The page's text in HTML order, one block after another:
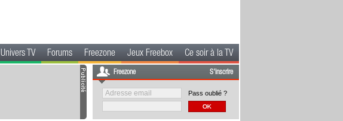
Univers TV Forums Freezone Jeux Freebox Ce soir à la TV
Freezone S'inscrire
Pass oublié ?